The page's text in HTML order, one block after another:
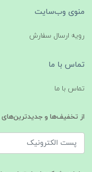
منوی وب‌سایت
رویه ارسال سفارش
تماس با ما
تماس با ما
از تخفیف‌ها و جدیدترین‌های